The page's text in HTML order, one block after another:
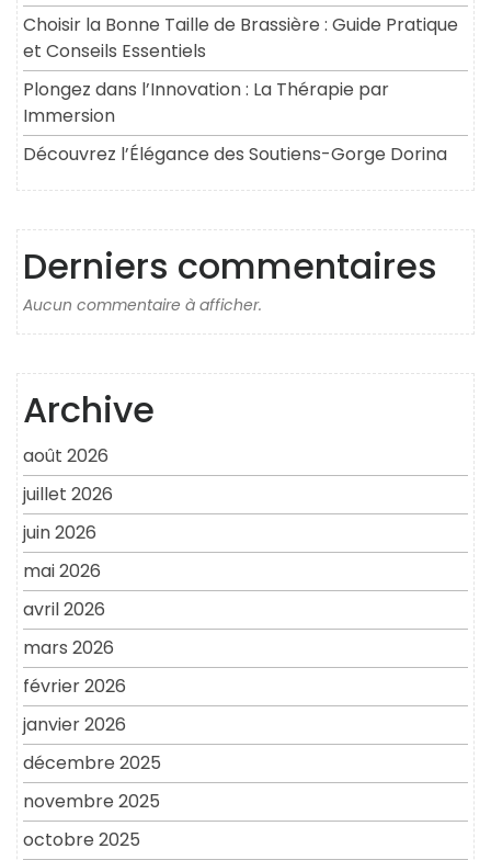
Choisir la Bonne Taille de Brassière : Guide Pratique
et Conseils Essentiels
Plongez dans l’Innovation : La Thérapie par
Immersion
Découvrez l’Élégance des Soutiens-Gorge Dorina
Derniers commentaires
Aucun commentaire à afficher.
Archive
août 2026
juillet 2026
juin 2026
mai 2026
avril 2026
mars 2026
février 2026
janvier 2026
décembre 2025
novembre 2025
octobre 2025